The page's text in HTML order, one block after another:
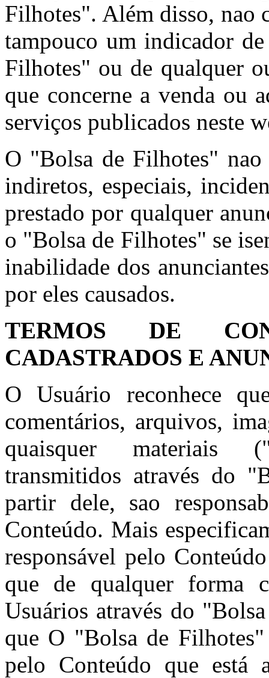
Filhotes". Além disso, nao
tampouco um indicador
Filhotes" ou de qualquer
que concerne a venda ou
serviços publicados neste
O "Bolsa de Filhotes" nao
indiretos, especiais,
prestado por qualquer
o "Bolsa de Filhotes" se
inabilidade dos
por eles causados.
TERMOS DE
CADASTRADOS E
O Usuário reconhece
comentários, arquivos,
quaisquer materiais
transmitidos através do
partir dele, sao
Conteúdo. Mais
responsável pelo
que de qualquer forma
Usuários através do
que O "Bolsa de
pelo Conteúdo que está